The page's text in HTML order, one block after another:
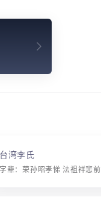
台湾李氏
字辈：荣孙昭孝悌 法祖祥悲前